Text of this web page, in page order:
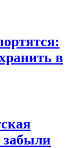
в
забыли